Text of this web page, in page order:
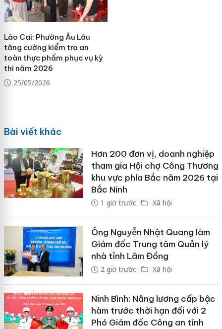
Lào Cai: Phường Âu Lâu
tăng cường kiểm tra an
toàn thực phẩm phục vụ kỳ
thi năm 2026
25/05/2026
Bài viết khác
Hơn 200 đơn vị, doanh nghiệp
tham gia Hội chợ Công Thương
khu vực phía Bắc năm 2026 tại
Bắc Ninh
1 giờ trước Xã hội
Ông Nguyễn Nhật Quang làm
Giám đốc Trung tâm Quản lý
nhà tỉnh Lâm Đồng
2 giờ trước Xã hội
Ninh Bình: Nâng lương cấp bậc
hàm trước thời hạn đối với 2
Phó Giám đốc Công an tỉnh